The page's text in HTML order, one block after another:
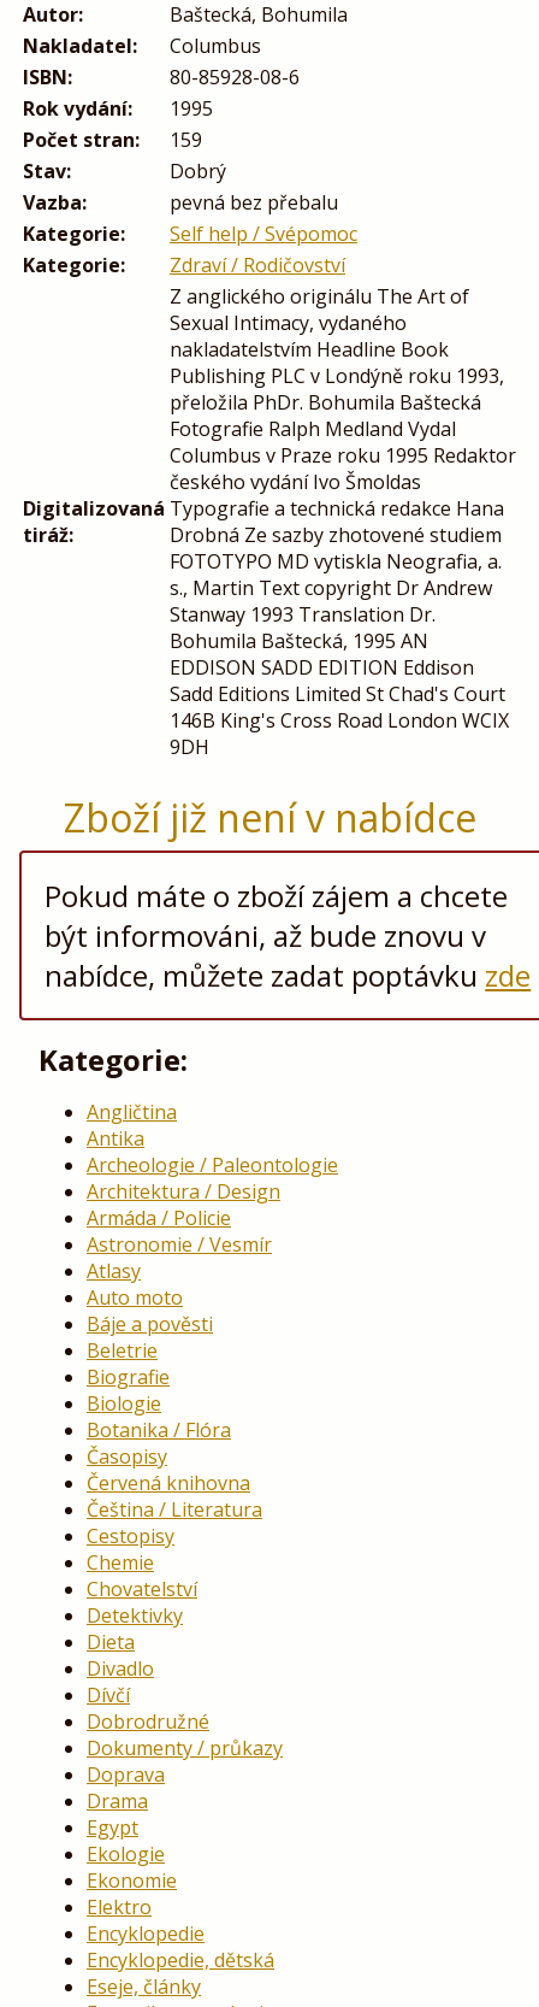
Autor:
Baštecká, Bohumila
Nakladatel:
Columbus
ISBN:
80-85928-08-6
Rok vydání:
1995
Počet stran:
159
Stav:
Dobrý
Vazba:
pevná bez přebalu
Kategorie:
Self help / Svépomoc
Kategorie:
Zdraví / Rodičovství
Digitalizovaná
tiráž:
Z anglického originálu The Art of
Sexual Intimacy, vydaného
nakladatelstvím Headline Book
Publishing PLC v Londýně roku 1993,
přeložila PhDr. Bohumila Baštecká
Fotografie Ralph Medland Vydal
Columbus v Praze roku 1995 Redaktor
českého vydání Ivo Šmoldas
Typografie a technická redakce Hana
Drobná Ze sazby zhotovené studiem
FOTOTYPO MD vytiskla Neografia, a.
s., Martin Text copyright Dr Andrew
Stanway 1993 Translation Dr.
Bohumila Baštecká, 1995 AN
EDDISON SADD EDITION Eddison
Sadd Editions Limited St Chad's Court
146B King's Cross Road London WCIX
9DH
Zboží již není v nabídce
Pokud máte o zboží zájem a chcete
být informováni, až bude znovu v
nabídce, můžete zadat poptávku zde
Kategorie:
Angličtina
Antika
Archeologie / Paleontologie
Architektura / Design
Armáda / Policie
Astronomie / Vesmír
Atlasy
Auto moto
Báje a pověsti
Beletrie
Biografie
Biologie
Botanika / Flóra
Časopisy
Červená knihovna
Čeština / Literatura
Cestopisy
Chemie
Chovatelství
Detektivky
Dieta
Divadlo
Dívčí
Dobrodružné
Dokumenty / průkazy
Doprava
Drama
Egypt
Ekologie
Ekonomie
Elektro
Encyklopedie
Encyklopedie, dětská
Eseje, články